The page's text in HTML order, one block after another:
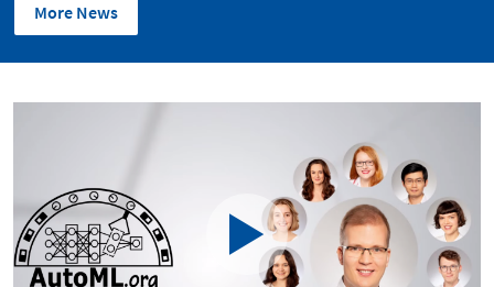
More News